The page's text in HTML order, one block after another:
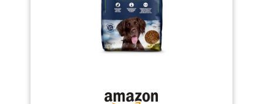
ARTICULATIONS ET DES
DENTS SAINES : Formulé avec
des vitamines et minéraux
essentiels pour soutenir des
articulations, des dents et des
gencives saines, garantissant
que votre chien reste actif tout